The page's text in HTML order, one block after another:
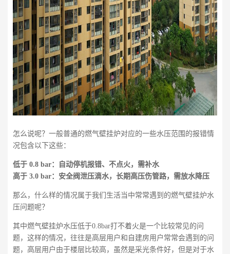
怎么说呢？一般普通的燃气壁挂炉对应的一些水压范围的报错情
况包含以下这些：
低于 0.8 bar：自动停机报错、不点火，需补水
高于 3.0 bar：安全阀泄压滴水，长期高压伤管路，需放水降压
那么，什么样的情况属于我们生活当中常常遇到的燃气壁挂炉水
压问题呢？
其中燃气壁挂炉水压低于0.8bar打不着火是一个比较常见的问
题，这样的情况，往往是高层用户和自建房用户常常会遇到的问
题，高层用户由于楼层比较高，虽然是采光条件好，但是对于水